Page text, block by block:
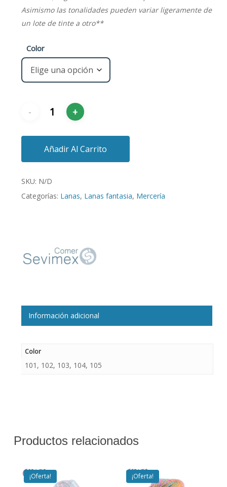
Asimismo las tonalidades pueden variar ligeramente de
un lote de tinte a otro**
Color
Añadir Al Carrito
SKU: N/D
Categorías: Lanas, Lanas fantasia, Mercería
Información adicional
Color
101, 102, 103, 104, 105
Productos relacionados
¡Oferta! ¡Oferta!